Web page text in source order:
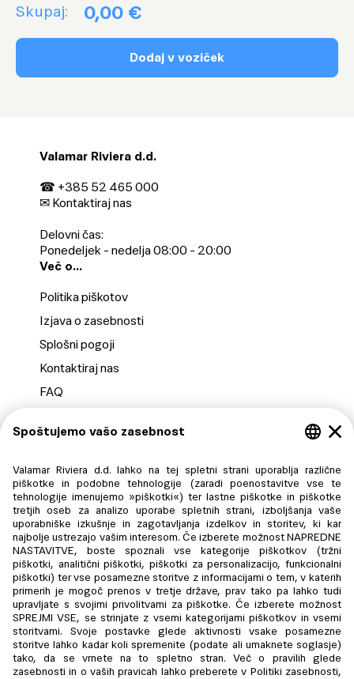
Skupaj: 0,00 €
Valamar Riviera d.d.
☎ +385 52 465 000
✉ Kontaktiraj nas
Delovni čas:
Ponedeljek - nedelja 08:00 - 20:00
Plačajte s kartico
Varuje:
Valamar Riviera d.d. ima nastanitvene objekte v Republiki
Hrvaški in Republiki Avstriji, kjer deluje prek svoje
podružnice Valamar Riviera d.d., Zweigniederlassung
Austria, Gamsleitenstraße 6, 5563 Obertauern, FN
583355 a (Landesgericht Salzburg), ID za DDV: ATU
78289647. Poleg tega je Valamar management podjetje, ki
na podlagi pogodb upravlja turistični del poslovanja in nudi
Več o...
Politika piškotov
Izjava o zasebnosti
Splošni pogoji
Kontaktiraj nas
FAQ